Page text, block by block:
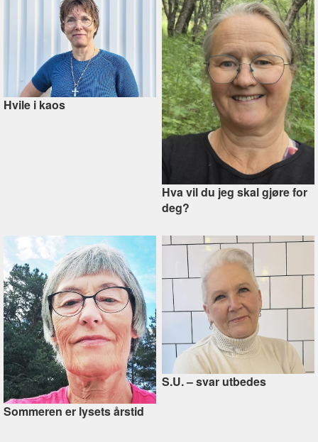
Hvile i kaos
Hva vil du jeg skal gjøre for
deg?
Sommeren er lysets årstid
S.U. –⁠ svar utbedes